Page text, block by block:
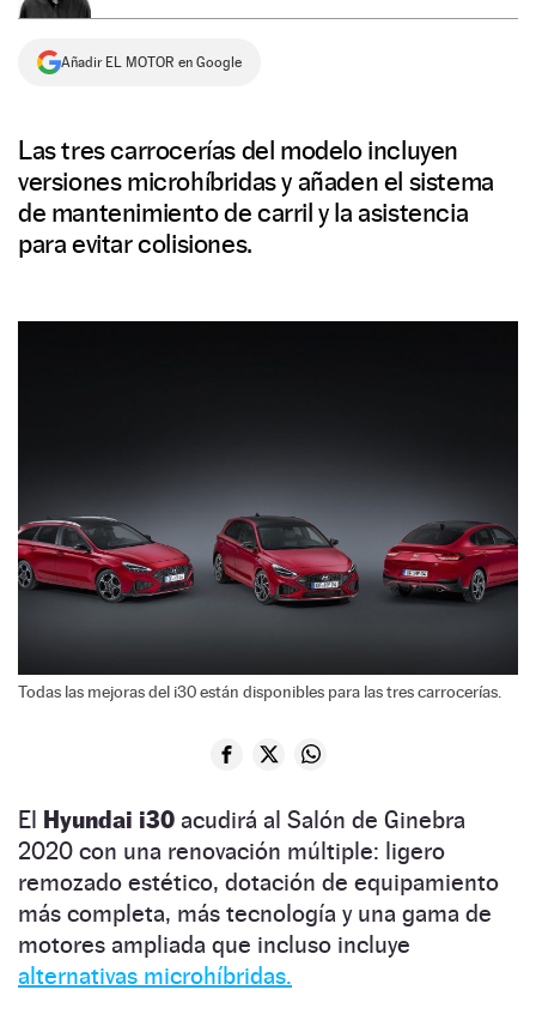
Añadir EL MOTOR en Google
Las tres carrocerías del modelo incluyen
versiones microhíbridas y añaden el sistema
de mantenimiento de carril y la asistencia
para evitar colisiones.
Todas las mejoras del i30 están disponibles para las tres carrocerías.
El Hyundai i30 acudirá al Salón de Ginebra
2020 con una renovación múltiple: ligero
remozado estético, dotación de equipamiento
más completa, más tecnología y una gama de
motores ampliada que incluso incluye
alternativas microhíbridas.